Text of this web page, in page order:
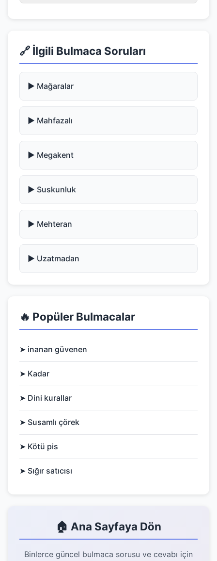
🔗 İlgili Bulmaca Soruları
▶️ Mağaralar
▶️ Mahfazalı
▶️ Megakent
▶️ Suskunluk
▶️ Mehteran
▶️ Uzatmadan
🔥 Popüler Bulmacalar
➤ inanan güvenen
➤ Kadar
➤ Dini kurallar
➤ Susamlı çörek
➤ Kötü pis
➤ Sığır satıcısı
🏠 Ana Sayfaya Dön
Binlerce güncel bulmaca sorusu ve cevabı için